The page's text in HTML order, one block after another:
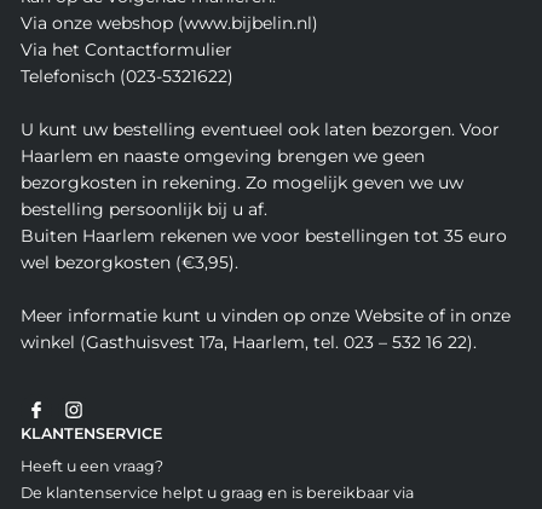
Via onze webshop (www.bijbelin.nl)
Via het Contactformulier
Telefonisch (023-5321622)
U kunt uw bestelling eventueel ook laten bezorgen. Voor
Haarlem en naaste omgeving brengen we geen
bezorgkosten in rekening. Zo mogelijk geven we uw
bestelling persoonlijk bij u af.
Buiten Haarlem rekenen we voor bestellingen tot 35 euro
wel bezorgkosten (€3,95).
Meer informatie kunt u vinden op onze Website of in onze
winkel (Gasthuisvest 17a, Haarlem, tel. 023 – 532 16 22).
KLANTENSERVICE
Heeft u een vraag?
De klantenservice helpt u graag en is bereikbaar via